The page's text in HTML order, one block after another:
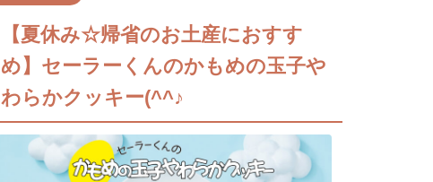
【夏休み☆帰省のお土産におすす
め】セーラーくんのかもめの玉子や
わらかクッキー(^^♪